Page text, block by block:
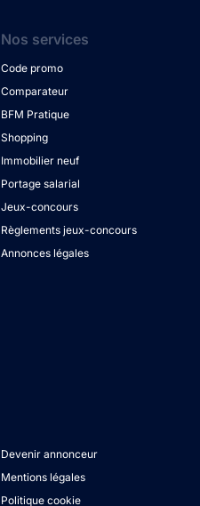
Nos services
Code promo
Comparateur
BFM Pratique
Shopping
Immobilier neuf
Portage salarial
Jeux-concours
Règlements jeux-concours
Annonces légales
Devenir annonceur
Mentions légales
Politique cookie